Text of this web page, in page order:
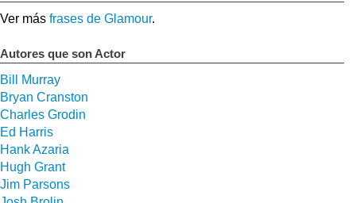
Ver más frases de Glamour.
Autores que son Actor
Bill Murray
Bryan Cranston
Charles Grodin
Ed Harris
Hank Azaria
Hugh Grant
Jim Parsons